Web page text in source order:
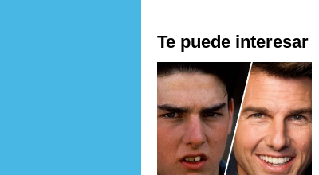
Te puede interesar